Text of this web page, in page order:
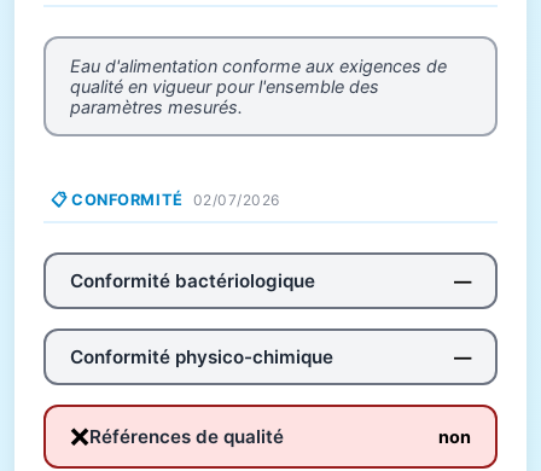
Eau d'alimentation conforme aux exigences de
qualité en vigueur pour l'ensemble des
paramètres mesurés.
📋 CONFORMITÉ 02/07/2026
Conformité bactériologique —
Conformité physico-chimique —
❌Références de qualité non